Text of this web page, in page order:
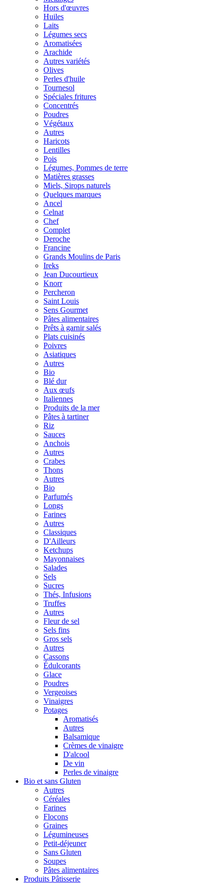
Hors d'œuvres
Huiles
Laits
Légumes secs
Aromatisées
Arachide
Autres variétés
Olives
Perles d'huile
Tournesol
Spéciales fritures
Concentrés
Poudres
Végétaux
Autres
Haricots
Lentilles
Pois
Légumes, Pommes de terre
Matières grasses
Miels, Sirops naturels
Quelques marques
Ancel
Celnat
Chef
Complet
Deroche
Francine
Grands Moulins de Paris
Ireks
Jean Ducourtieux
Knorr
Percheron
Saint Louis
Sens Gourmet
Pâtes alimentaires
Prêts à garnir salés
Plats cuisinés
Poivres
Asiatiques
Autres
Bio
Blé dur
Aux œufs
Italiennes
Produits de la mer
Pâtes à tartiner
Riz
Sauces
Anchois
Autres
Crabes
Thons
Autres
Bio
Parfumés
Longs
Farines
Autres
Classiques
D'Ailleurs
Ketchups
Mayonnaises
Salades
Sels
Sucres
Thés, Infusions
Truffes
Autres
Fleur de sel
Sels fins
Gros sels
Autres
Cassons
Édulcorants
Glace
Poudres
Vergeoises
Vinaigres
Potages
Aromatisés
Autres
Balsamique
Crèmes de vinaigre
D'alcool
De vin
Perles de vinaigre
Bio et sans Gluten
Autres
Céréales
Farines
Flocons
Graines
Légumineuses
Petit-déjeuner
Sans Gluten
Soupes
Pâtes alimentaires
Produits Pâtisserie